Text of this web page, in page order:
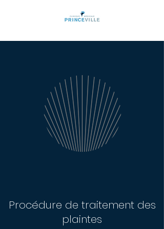
Procédure de traitement des
plaintes